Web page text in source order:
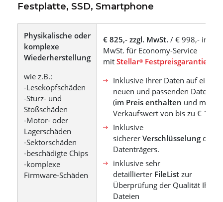
Festplatte, SSD, Smartphone
Physikalische oder
komplexe
Wiederherstellung
wie z.B.:
-Lesekopfschäden
-Sturz- und
Stoßschäden
-Motor- oder
Lagerschäden
-Sektorschäden
-beschädigte Chips
-komplexe
Firmware-Schäden
€ 825,- zzgl. MwSt. / € 998,- incl.
MwSt. für Economy-Service
mitStellar® Festpreisgarantie
Inklusive Ihrer Daten auf einem
neuen und passenden
(im Preis enthalten und mit
Verkaufswert von bis zu € 160)
Inklusive
sichererVerschlüsselung des
Datenträgers.
inklusive sehr
detaillierter FileList zur
Überprüfung der Qualität Ihrer
Dateien